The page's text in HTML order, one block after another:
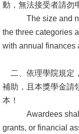
才
相
關
究
單
位
回
動，無法接受者請勿
The size and
the three categories
with annual finances
二、依理學院規定
補助，且本獎學金請
本！
Awardees shall
grants, or financial